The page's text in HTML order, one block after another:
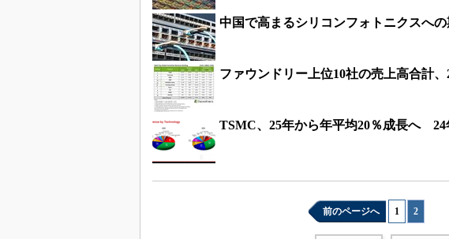
中国で高まるシリコンフォトニクスへ
ファウンドリー上位10社の売上高合計
TSMC、25年から年平均20％成長へ 24
前のページへ 1 2